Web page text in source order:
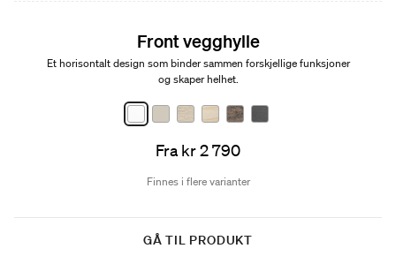
Front vegghylle
Et horisontalt design som binder sammen forskjellige funksjoner
og skaper helhet.
Fra kr 2 790
Finnes i flere varianter
GÅ TIL PRODUKT